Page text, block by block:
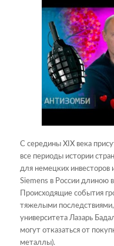
С середины ХIХ века
все периоды истории
для немецких инвесторов
Siemens в России длиною
Происходящие события
тяжелыми последствиями,
университета Лазарь
могут отказаться от
металлы).